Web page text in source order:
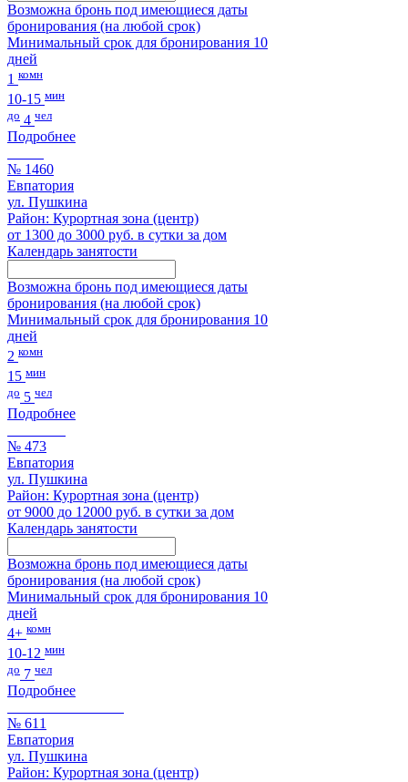
Возможна бронь под имеющиеся даты
бронирования (на любой срок)
Минимальный срок для бронирования 10
дней
1 комн
10-15 мин
до 4 чел
Подробнее
№ 1460
Евпатория
ул. Пушкина
Район: Курортная зона (центр)
от 1300 до 3000 руб. в сутки за дом
Календарь занятости
Возможна бронь под имеющиеся даты
бронирования (на любой срок)
Минимальный срок для бронирования 10
дней
2 комн
15 мин
до 5 чел
Подробнее
№ 473
Евпатория
ул. Пушкина
Район: Курортная зона (центр)
от 9000 до 12000 руб. в сутки за дом
Календарь занятости
Возможна бронь под имеющиеся даты
бронирования (на любой срок)
Минимальный срок для бронирования 10
дней
4+ комн
10-12 мин
до 7 чел
Подробнее
№ 611
Евпатория
ул. Пушкина
Район: Курортная зона (центр)